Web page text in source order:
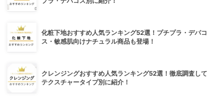
化粧下地おすすめ人気ランキング52選！プチプラ・デパコ
ス・敏感肌向けナチュラル商品も登場！
クレンジングおすすめ人気ランキング52選！徹底調査して
テクスチャータイプ別に紹介！